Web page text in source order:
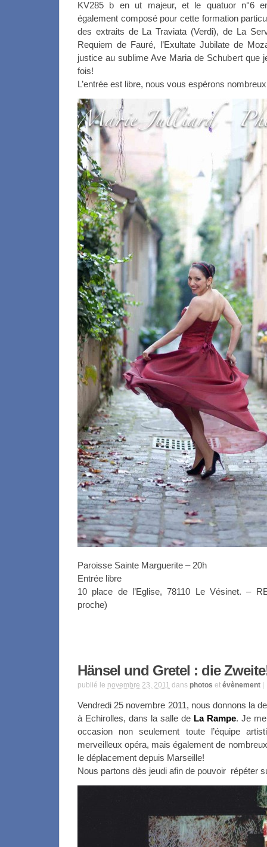
KV285 b en ut majeur, et le quatuor n°6
également composé pour cette formation
des extraits de La Traviata (Verdi), de La
Requiem de Fauré, l’Exultate Jubilate de
justice au sublime Ave Maria de Schubert que
fois!
L’entrée est libre, nous vous espérons
Paroisse Sainte Marguerite – 20h
Entrée libre
10 place de l’Eglise, 78110 Le Vésinet. –
proche)
Hänsel und Gretel : die
publié le novembre 23, 2011 dans photos et évènement
Vendredi 25 novembre 2011, nous donnons la
à Echirolles, dans la salle de La Rampe. Je
occasion non seulement toute l’équipe
merveilleux opéra, mais également de
le déplacement depuis Marseille!
Nous partons dès jeudi afin de pouvoir répéter